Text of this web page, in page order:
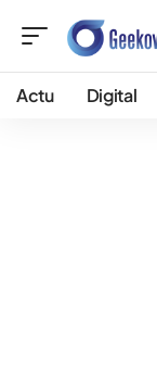
Actu Digital